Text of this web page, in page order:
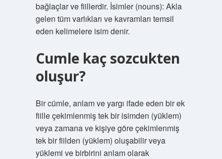
bağlaçlar ve fiillerdir. İsimler (nouns): Akla
gelen tüm varlıkları ve kavramları temsil
eden kelimelere isim denir.
Cumle kaç sozcukten
oluşur?
Bir cümle, anlam ve yargı ifade eden bir ek
fiille çekimlenmiş tek bir isimden (yüklem)
veya zamana ve kişiye göre çekimlenmiş
tek bir fiilden (yüklem) oluşabilir veya
yüklemi ve birbirini anlam olarak